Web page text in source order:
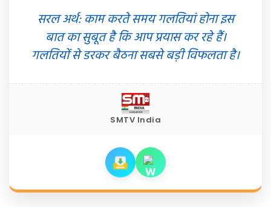
सरल अर्थ: काम करते समय गलतियां होना इस
बात का सुबूत है कि आप प्रयास कर रहे हैं।
गलतियों से डरकर बैठना सबसे बड़ी विफलता है।
SMTV India